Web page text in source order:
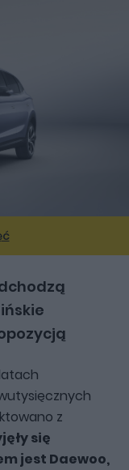
z
się
jest Daewoo,